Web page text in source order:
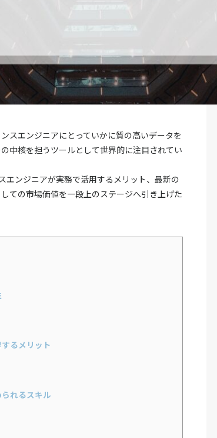
スエンジニアにとっていかに質の高いデータを
中核を担うツールとして世界的に注目されてい
ンジニアが実務で活用するメリット、最新の
ての市場価値を一段上のステージへ引き上げた
るメリット
れるスキル